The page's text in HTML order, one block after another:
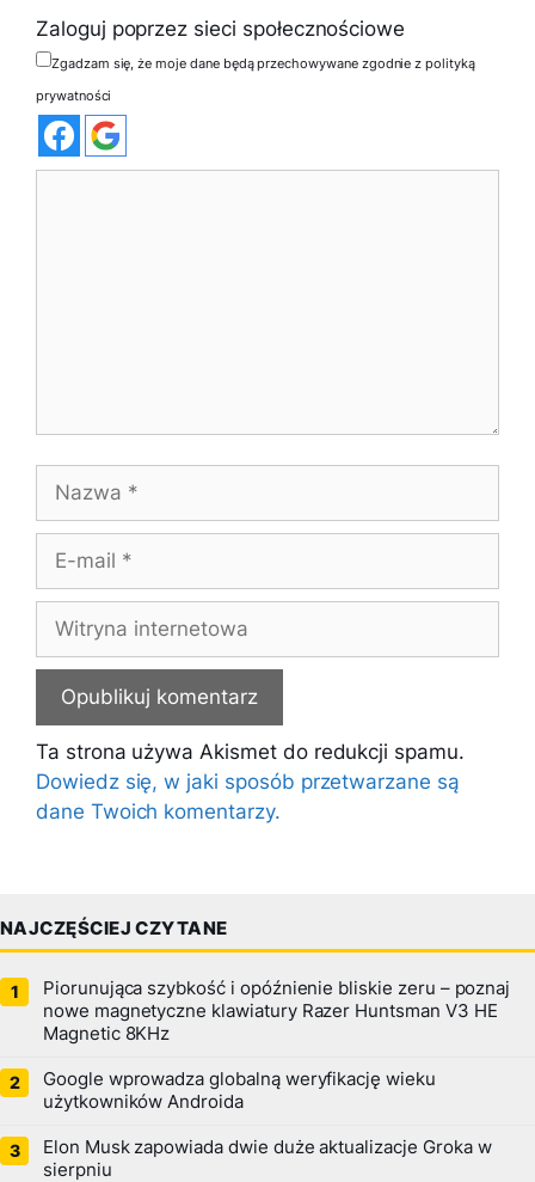
Zaloguj poprzez sieci społecznościowe
Zgadzam się, że moje dane będą przechowywane zgodnie z polityką
prywatności
Nazwa
Witryna
internetowa
Ta strona używa Akismet do redukcji spamu.
Dowiedz się, w jaki sposób przetwarzane są
dane Twoich komentarzy.
NAJCZĘŚCIEJ CZYTANE
Piorunująca szybkość i opóźnienie bliskie zeru – poznaj
nowe magnetyczne klawiatury Razer Huntsman V3 HE
Magnetic 8KHz
Google wprowadza globalną weryfikację wieku
użytkowników Androida
Elon Musk zapowiada dwie duże aktualizacje Groka w
sierpniu